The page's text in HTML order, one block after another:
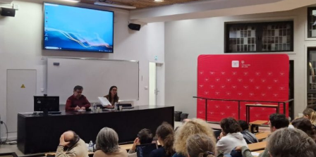
nécessaire,
Traduire
Hitler
de
Olivier
Mannoni